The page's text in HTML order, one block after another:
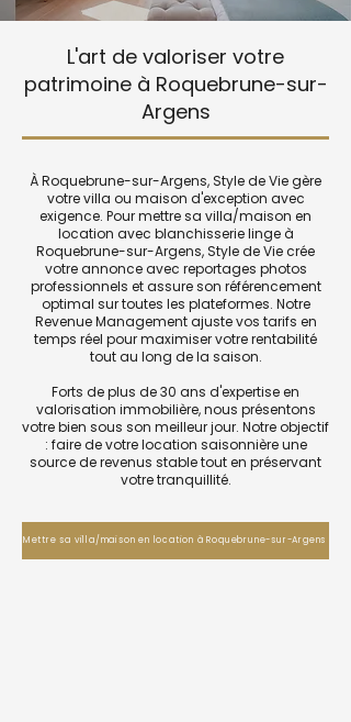
L'art de valoriser votre
patrimoine à Roquebrune-sur-
Argens
À Roquebrune-sur-Argens, Style de Vie gère
votre villa ou maison d'exception avec
exigence. Pour mettre sa villa/maison en
location avec blanchisserie linge à
Roquebrune-sur-Argens, Style de Vie crée
votre annonce avec reportages photos
professionnels et assure son référencement
optimal sur toutes les plateformes. Notre
Revenue Management ajuste vos tarifs en
temps réel pour maximiser votre rentabilité
tout au long de la saison.
Forts de plus de 30 ans d'expertise en
valorisation immobilière, nous présentons
votre bien sous son meilleur jour. Notre objectif
: faire de votre location saisonnière une
source de revenus stable tout en préservant
votre tranquillité.
Mettre sa villa/maison en location à Roquebrune-sur-Argens